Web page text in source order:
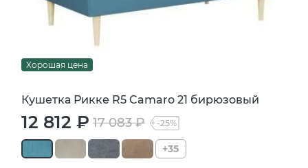
Хорошая цена
Кушетка Рикке R5 Camaro 21 бирюзовый
12 812 ₽ 17 083 ₽ -25%
+35